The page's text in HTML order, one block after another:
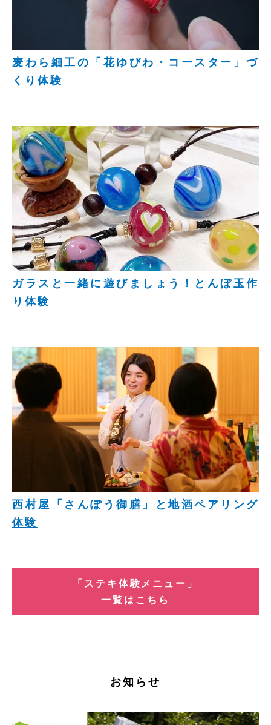
麦わら細工の「花ゆびわ・コースター」づ
くり体験
ガラスと一緒に遊びましょう！とんぼ玉作
り体験
西村屋「さんぽう御膳」と地酒ペアリング
体験
「ステキ体験メニュー」
一覧はこちら
お知らせ